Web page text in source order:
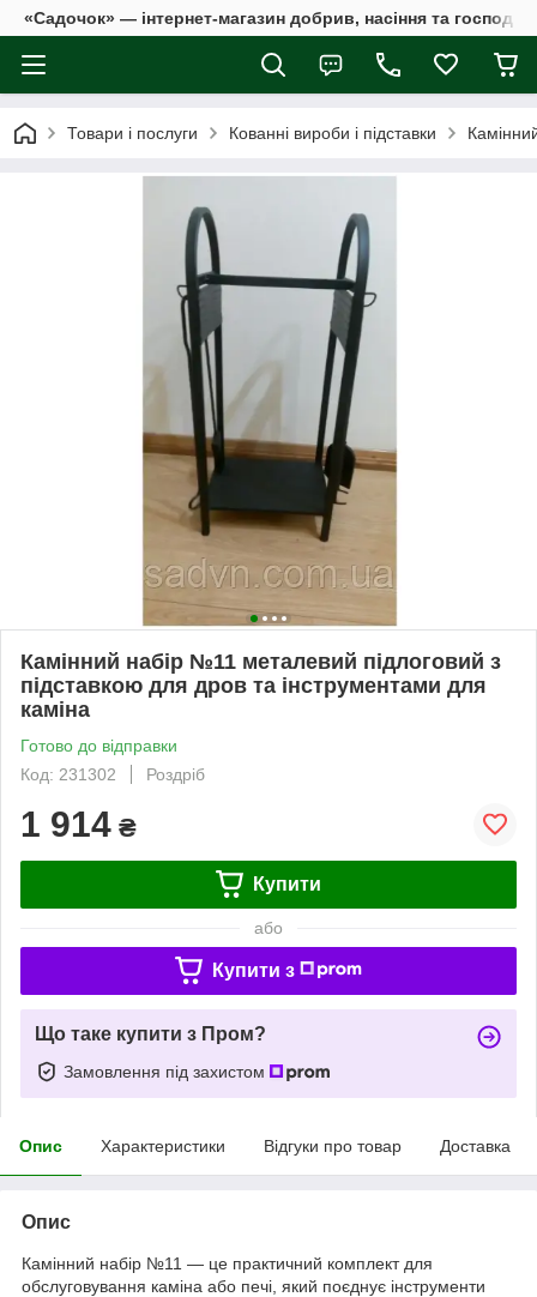
«Садочок» — інтернет-магазин добрив, насіння та
Товари і послуги Кованні вироби і підставки
Камінний набір №11 металевий підлоговий з
підставкою для дров та інструментами для
каміна
Готово до відправки
Код: 231302
Роздріб
1 914 ₴
Купити
або
Купити з
Що таке купити з Пром?
Замовлення під захистом
Опис Характеристики Відгуки про товар Доставка
Опис
Камінний набір №11 — це практичний комплект для
обслуговування каміна або печі, який поєднує інструменти